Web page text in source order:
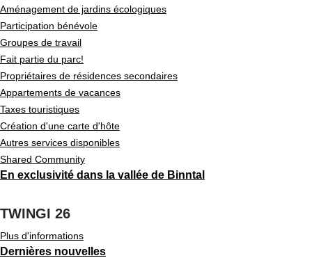
Aménagement de jardins écologiques
Participation bénévole
Groupes de travail
Fait partie du parc!
Propriétaires de résidences secondaires
Appartements de vacances
Taxes touristiques
Création d'une carte d'hôte
Autres services disponibles
Shared Community
En exclusivité dans la vallée de Binntal
TWINGI 26
Plus d'informations
Dernières nouvelles